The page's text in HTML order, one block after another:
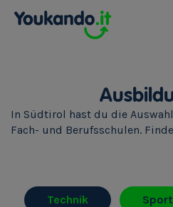
In Südtirol hast du die
Fach- und Berufsschulen.
Technik Sport